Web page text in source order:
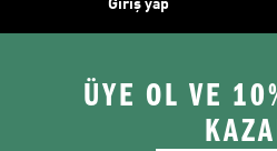
Giriş yap
ÜYE OL VE